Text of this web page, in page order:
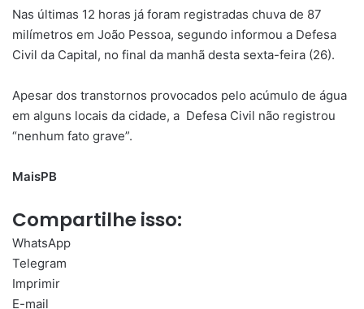
Nas últimas 12 horas já foram registradas chuva de 87
milímetros em João Pessoa, segundo informou a Defesa
Civil da Capital, no final da manhã desta sexta-feira (26).
Apesar dos transtornos provocados pelo acúmulo de água
em alguns locais da cidade, a Defesa Civil não registrou
“nenhum fato grave”.
MaisPB
Compartilhe isso:
WhatsApp
Telegram
Imprimir
E-mail